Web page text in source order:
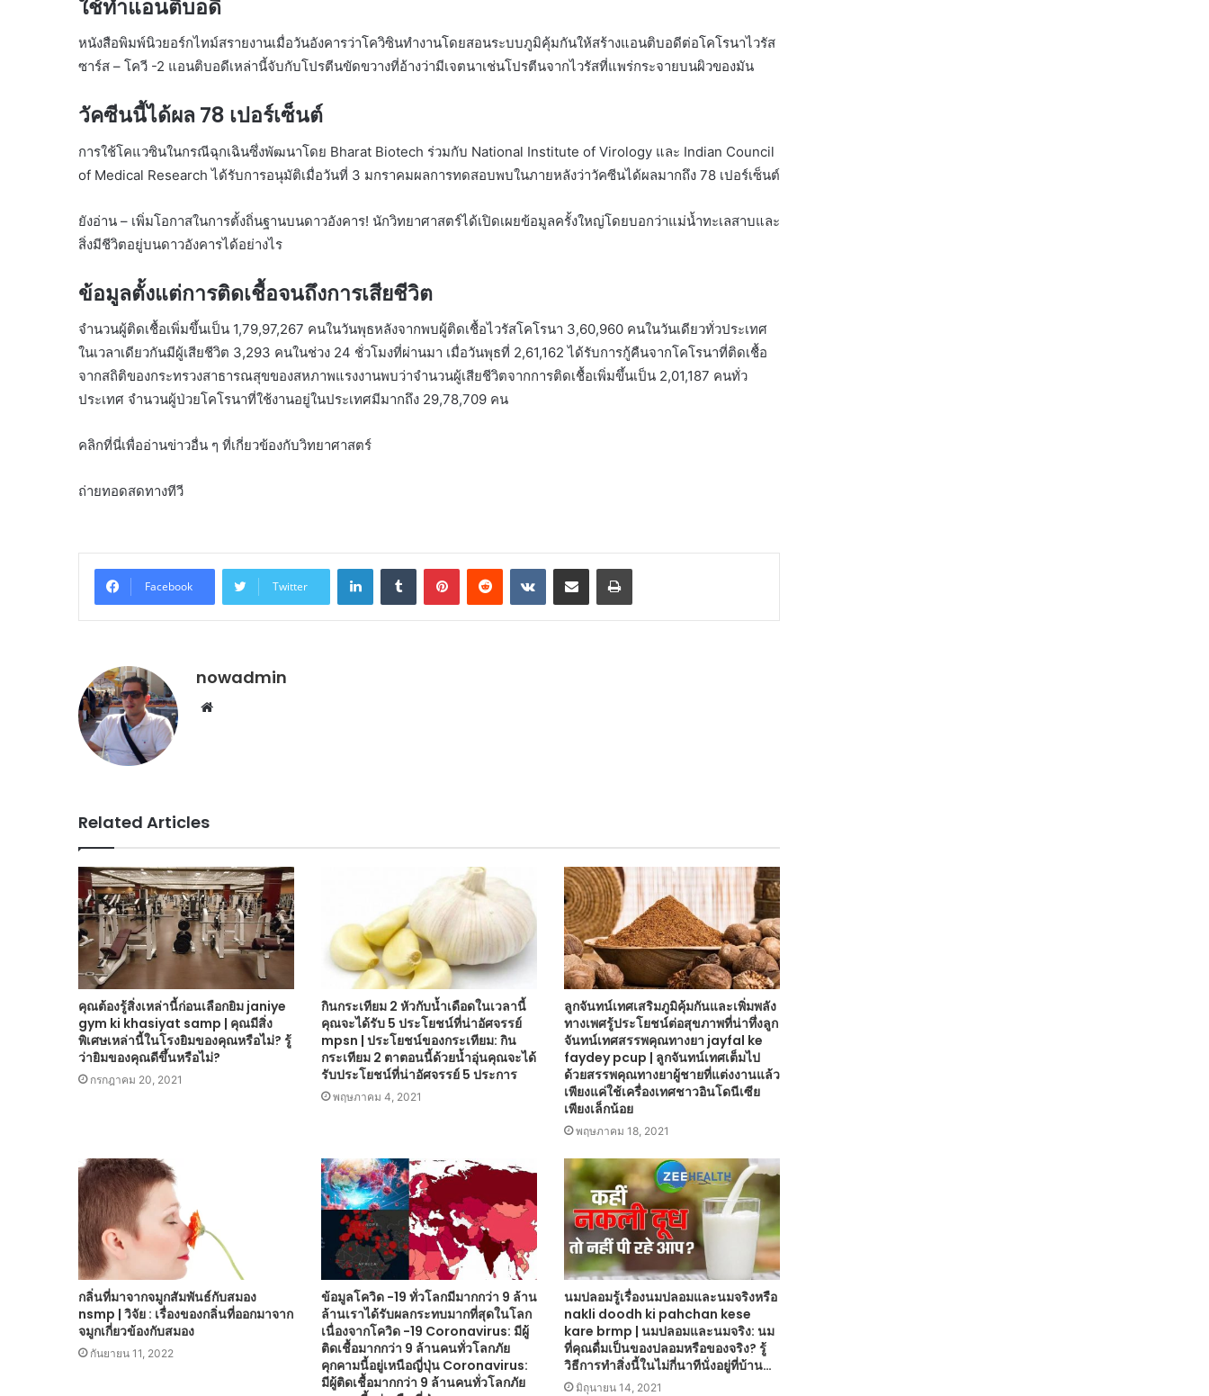
ใช้ทำแอนติบอดี
หนังสือพิมพ์นิวยอร์กไทม์สรายงานเมื่อวันอังคารว่าโควิซินทำงานโดยสอนระบบภูมิคุ้มกันให้สร้างแอนติบอดีต่อโคโรนาไวรัส
ซาร์ส – โควี -2 แอนติบอดีเหล่านี้จับกับโปรตีนขัดขวางที่อ้างว่ามีเจตนาเช่นโปรตีนจากไวรัสที่แพร่กระจายบนผิวของมัน
วัคซีนนี้ได้ผล 78 เปอร์เซ็นต์
การใช้โคแวซินในกรณีฉุกเฉินซึ่งพัฒนาโดย Bharat Biotech ร่วมกับ National Institute of Virology และ Indian Council
of Medical Research ได้รับการอนุมัติเมื่อวันที่ 3 มกราคมผลการทดสอบพบในภายหลังว่าวัคซีนได้ผลมากถึง 78 เปอร์เซ็นต์
ยังอ่าน – เพิ่มโอกาสในการตั้งถิ่นฐานบนดาวอังคาร! นักวิทยาศาสตร์ได้เปิดเผยข้อมูลครั้งใหญ่โดยบอกว่าแม่น้ำทะเลสาบและ
สิ่งมีชีวิตอยู่บนดาวอังคารได้อย่างไร
ข้อมูลตั้งแต่การติดเชื้อจนถึงการเสียชีวิต
จำนวนผู้ติดเชื้อเพิ่มขึ้นเป็น 1,79,97,267 คนในวันพุธหลังจากพบผู้ติดเชื้อไวรัสโคโรนา 3,60,960 คนในวันเดียวทั่วประเทศ
ในเวลาเดียวกันมีผู้เสียชีวิต 3,293 คนในช่วง 24 ชั่วโมงที่ผ่านมา เมื่อวันพุธที่ 2,61,162 ได้รับการกู้คืนจากโคโรนาที่ติดเชื้อ
จากสถิติของกระทรวงสาธารณสุขของสหภาพแรงงานพบว่าจำนวนผู้เสียชีวิตจากการติดเชื้อเพิ่มขึ้นเป็น 2,01,187 คนทั่ว
ประเทศ จำนวนผู้ป่วยโคโรนาที่ใช้งานอยู่ในประเทศมีมากถึง 29,78,709 คน
คลิกที่นี่เพื่ออ่านข่าวอื่น ๆ ที่เกี่ยวข้องกับวิทยาศาสตร์
ถ่ายทอดสดทางทีวี
Facebook Twitter
LinkedInTumblr PinterestReddit VKontakteShare via Email Print
nowadmin
Website
Related Articles
คุณต้องรู้สิ่งเหล่านี้ก่อนเลือกยิม janiye
gym ki khasiyat samp | คุณมีสิ่ง
พิเศษเหล่านี้ในโรงยิมของคุณหรือไม่? รู้
ว่ายิมของคุณดีขึ้นหรือไม่?
กรกฎาคม 20, 2021
กินกระเทียม 2 หัวกับน้ำเดือดในเวลานี้
คุณจะได้รับ 5 ประโยชน์ที่น่าอัศจรรย์
mpsn | ประโยชน์ของกระเทียม: กิน
กระเทียม 2 ตาตอนนี้ด้วยน้ำอุ่นคุณจะได้
รับประโยชน์ที่น่าอัศจรรย์ 5 ประการ
พฤษภาคม 4, 2021
ลูกจันทน์เทศเสริมภูมิคุ้มกันและเพิ่มพลัง
ทางเพศรู้ประโยชน์ต่อสุขภาพที่น่าทึ่งลูก
จันทน์เทศสรรพคุณทางยา jayfal ke
faydey pcup | ลูกจันทน์เทศเต็มไป
ด้วยสรรพคุณทางยาผู้ชายที่แต่งงานแล้ว
เพียงแค่ใช้เครื่องเทศชาวอินโดนีเซีย
เพียงเล็กน้อย
พฤษภาคม 18, 2021
กลิ่นที่มาจากจมูกสัมพันธ์กับสมอง
nsmp | วิจัย : เรื่องของกลิ่นที่ออกมาจาก
จมูกเกี่ยวข้องกับสมอง
กันยายน 11, 2022
ข้อมูลโควิด -19 ทั่วโลกมีมากกว่า 9 ล้าน
ล้านเราได้รับผลกระทบมากที่สุดในโลก
เนื่องจากโควิด -19 Coronavirus: มีผู้
ติดเชื้อมากกว่า 9 ล้านคนทั่วโลกภัย
คุกคามนี้อยู่เหนือญี่ปุ่น Coronavirus:
มีผู้ติดเชื้อมากกว่า 9 ล้านคนทั่วโลกภัย
นมปลอมรู้เรื่องนมปลอมและนมจริงหรือ
nakli doodh ki pahchan kese
kare brmp | นมปลอมและนมจริง: นม
ที่คุณดื่มเป็นของปลอมหรือของจริง? รู้
วิธีการทำสิ่งนี้ในไม่กี่นาทีนั่งอยู่ที่บ้าน…
มิถุนายน 14, 2021